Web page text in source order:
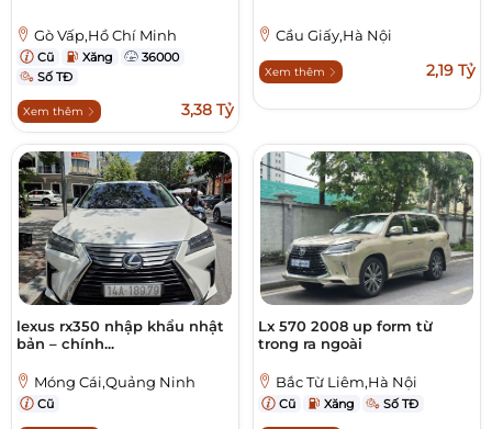
Gò Vấp,Hồ Chí Minh
Cũ Xăng
36000
Số TĐ
Xem thêm 3,38 Tỷ
Cầu Giấy,Hà Nội
Xem thêm 2,19 Tỷ
lexus rx350 nhập khẩu nhật
bản – chính...
Móng Cái,Quảng Ninh
Cũ
Lx 570 2008 up form từ
trong ra ngoài
Bắc Từ Liêm,Hà Nội
Cũ Xăng Số TĐ